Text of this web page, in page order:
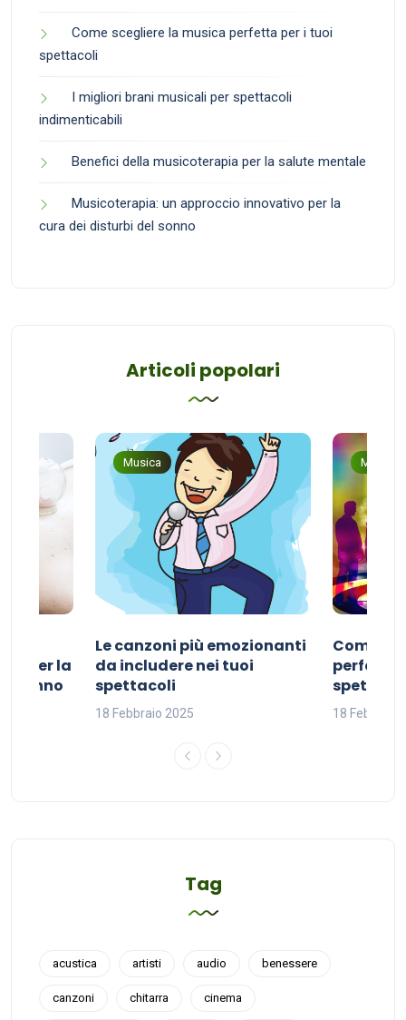
Come scegliere la musica perfetta per i tuoi
spettacoli
I migliori brani musicali per spettacoli
indimenticabili
Benefici della musicoterapia per la salute mentale
Musicoterapia: un approccio innovativo per la
cura dei disturbi del sonno
Articoli popolari
per la
sonno
Musica
Le canzoni più emozionanti
da includere nei tuoi
spettacoli
18 Febbraio 2025
Musica
Come
perfetta
18 Febbraio
Tag
acustica artisti audio benessere
canzoni chitarra cinema